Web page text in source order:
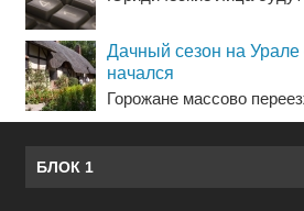
Дачный сезон на
начался
Горожане массово
БЛОК 1